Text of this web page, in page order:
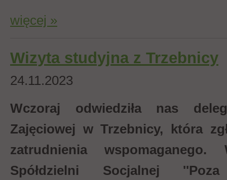
więcej »
Wizyta studyjna z Trzebnicy
24.11.2023
Wczoraj odwiedziła nas
Zajęciowej w Trzebnicy, która
zatrudnienia
Spółdzielni Socjalnej